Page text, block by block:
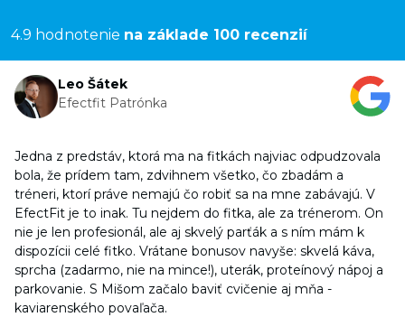
4.9 hodnotenie na základe 100 recenzií
Leo Šátek
Efectfit Patrónka
Jedna z predstáv, ktorá ma na fitkách najviac odpudzovala
bola, že prídem tam, zdvihnem všetko, čo zbadám a
tréneri, ktorí práve nemajú čo robiť sa na mne zabávajú. V
EfectFit je to inak. Tu nejdem do fitka, ale za trénerom. On
nie je len profesionál, ale aj skvelý parťák a s ním mám k
dispozícii celé fitko. Vrátane bonusov navyše: skvelá káva,
sprcha (zadarmo, nie na mince!), uterák, proteínový nápoj a
parkovanie. S Mišom začalo baviť cvičenie aj mňa -
kaviarenského povaľača.